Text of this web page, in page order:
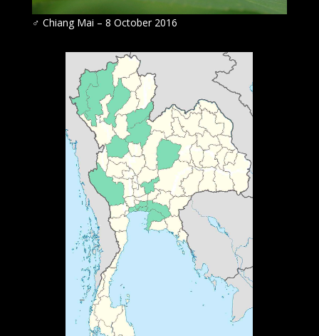
♂ Chiang Mai – 8 October 2016